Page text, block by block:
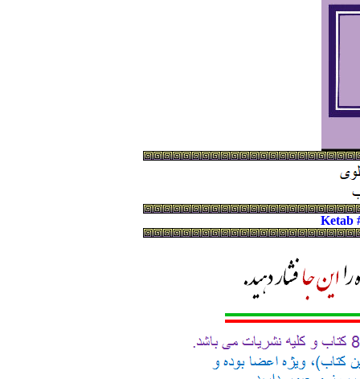
Ketab